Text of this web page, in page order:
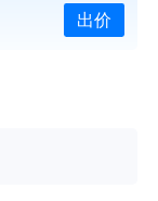
出价